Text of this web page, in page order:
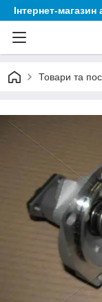
Інтернет-
Товари та